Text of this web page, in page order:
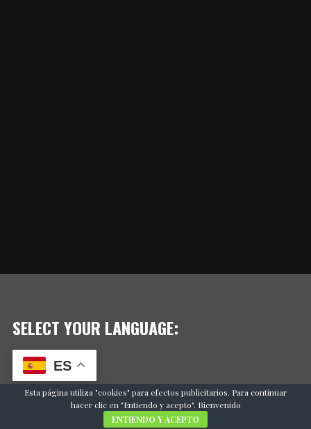
SELECT YOUR LANGUAGE:
ES
Esta página utiliza "cookies" para efectos publicitarios. Para continuar
hacer clic en "Entiendo y acepto". Bienvenido
ENTIENDO Y ACEPTO